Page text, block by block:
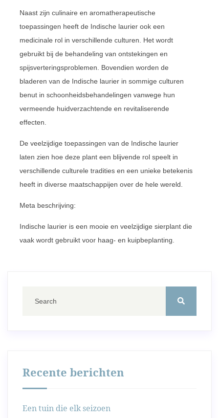
Naast zijn culinaire en aromatherapeutische
toepassingen heeft de Indische laurier ook een
medicinale rol in verschillende culturen. Het wordt
gebruikt bij de behandeling van ontstekingen en
spijsverteringsproblemen. Bovendien worden de
bladeren van de Indische laurier in sommige culturen
benut in schoonheidsbehandelingen vanwege hun
vermeende huidverzachtende en revitaliserende
effecten.
De veelzijdige toepassingen van de Indische laurier
laten zien hoe deze plant een blijvende rol speelt in
verschillende culturele tradities en een unieke betekenis
heeft in diverse maatschappijen over de hele wereld.
Meta beschrijving:
Indische laurier is een mooie en veelzijdige sierplant die
vaak wordt gebruikt voor haag- en kuipbeplanting.
Recente berichten
Een tuin die elk seizoen